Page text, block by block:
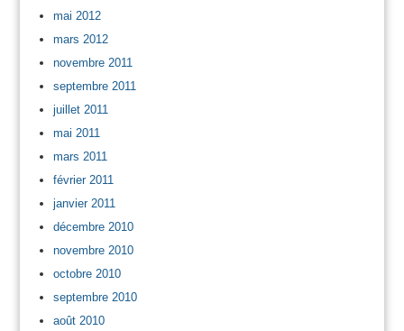
mai 2012
mars 2012
novembre 2011
septembre 2011
juillet 2011
mai 2011
mars 2011
février 2011
janvier 2011
décembre 2010
novembre 2010
octobre 2010
septembre 2010
août 2010